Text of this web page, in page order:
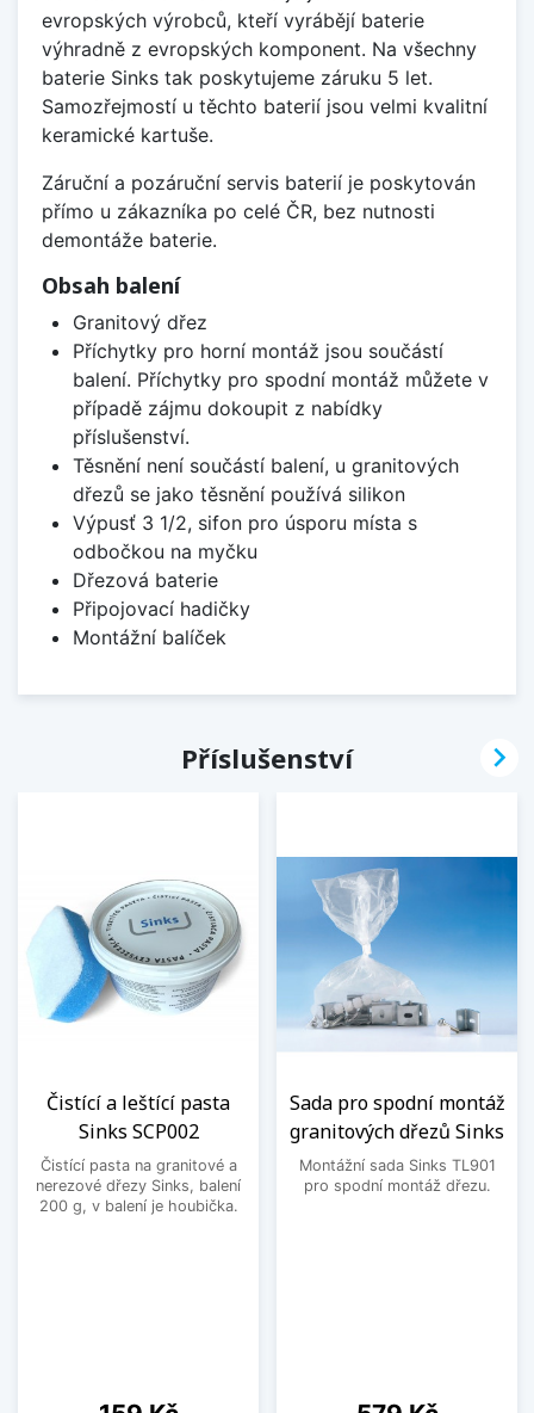
evropských výrobců, kteří vyrábějí baterie
výhradně z evropských komponent. Na všechny
baterie Sinks tak poskytujeme záruku 5 let.
Samozřejmostí u těchto baterií jsou velmi kvalitní
keramické kartuše.
Záruční a pozáruční servis baterií je poskytován
přímo u zákazníka po celé ČR, bez nutnosti
demontáže baterie.
Obsah balení
Granitový dřez
Příchytky pro horní montáž jsou součástí
balení. Příchytky pro spodní montáž můžete v
případě zájmu dokoupit z nabídky
příslušenství.
Těsnění není součástí balení, u granitových
dřezů se jako těsnění používá silikon
Výpusť 3 1/2, sifon pro úsporu místa s
odbočkou na myčku
Dřezová baterie
Připojovací hadičky
Montážní balíček
Příslušenství
Čistící a leštící pasta
Sinks SCP002
Čistící pasta na granitové a
nerezové dřezy Sinks, balení
200 g, v balení je houbička.
Cena
Sada pro spodní montáž
granitových dřezů Sinks
Montážní sada Sinks TL901
pro spodní montáž dřezu.
Cena
